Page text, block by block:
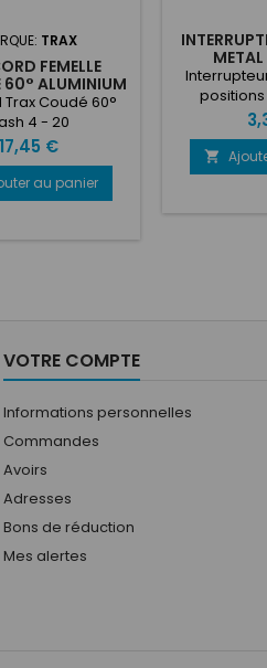
TRAX
FEMELLE
60° ALUMINIUM
TRAXCoudé 60°
4 - 20
Prix
17,45 €
au panier
cosses.
Tension :

VOTRE COMPTE
Informations personnelles
Commandes
Avoirs
Adresses
Bons de réduction
Mes alertes